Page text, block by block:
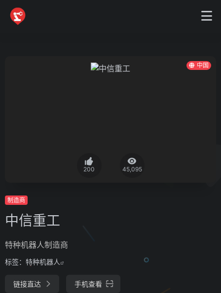
中国
200 45,095
制造商
中信重工
特种机器人制造商
标签： 特种机器人
链接直达 手机查看